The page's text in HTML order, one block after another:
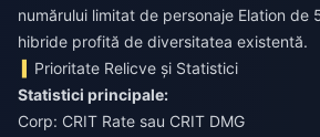
numărului limitat de personaje Elation de
hibride profită de diversitatea existentă.
Prioritate Relicve și Statistici
Statistici principale:
Corp: CRIT Rate sau CRIT DMG